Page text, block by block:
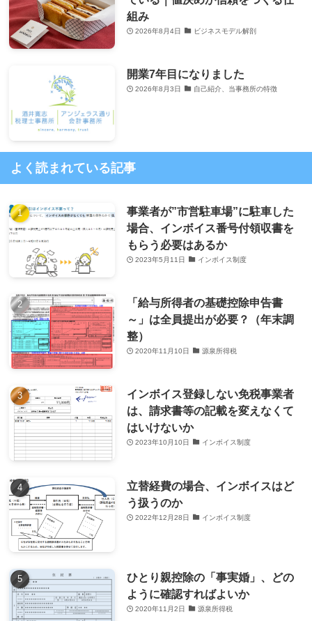
組み
2026年8月4日 ビジネスモデル解剖
開業7年目になりました
2026年8月3日 自己紹介、当事務所の特徴
よく読まれている記事
事業者が”市営駐車場”に駐車した
場合、インボイス番号付領収書を
もらう必要はあるか
2023年5月11日 インボイス制度
「給与所得者の基礎控除申告書
～」は全員提出が必要？（年末調
整）
2020年11月10日 源泉所得税
インボイス登録しない免税事業者
は、請求書等の記載を変えなくて
はいけないか
2023年10月10日 インボイス制度
立替経費の場合、インボイスはど
う扱うのか
2022年12月28日 インボイス制度
ひとり親控除の「事実婚」、どの
ように確認すればよいか
2020年11月2日 源泉所得税